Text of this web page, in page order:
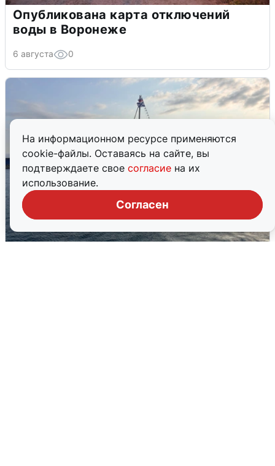
На информационном ресурсе применяются
cookie-файлы. Оставаясь на сайте, вы
подтверждаете свое согласие на их
использование.
Согласен
Опубликована карта отключений
воды в Воронеже
6 августа 0